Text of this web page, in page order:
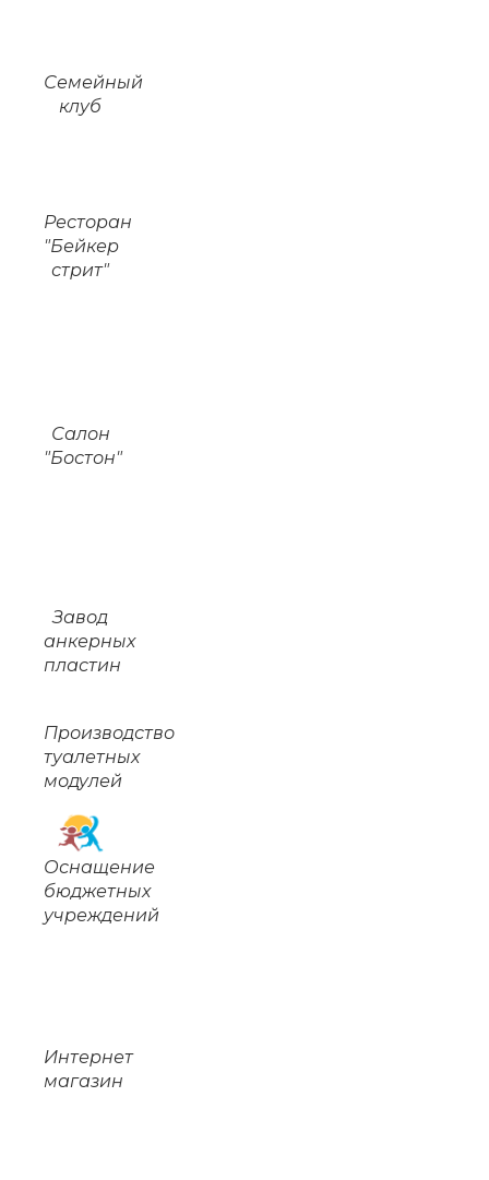
Семейный
клуб
Ресторан
"Бейкер
стрит"
Салон
"Бостон"
Завод
анкерных
пластин
Производство
туалетных
модулей
Оснащение
бюджетных
учреждений
Интернет
магазин